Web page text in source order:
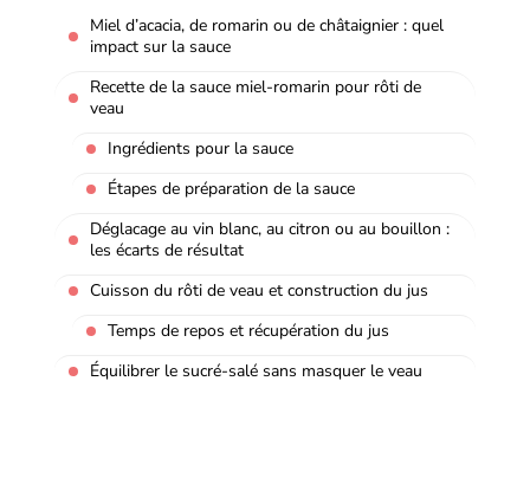
Miel d’acacia, de romarin ou de châtaignier : quel
impact sur la sauce
Recette de la sauce miel-romarin pour rôti de
veau
Ingrédients pour la sauce
Étapes de préparation de la sauce
Déglacage au vin blanc, au citron ou au bouillon :
les écarts de résultat
Cuisson du rôti de veau et construction du jus
Temps de repos et récupération du jus
Équilibrer le sucré-salé sans masquer le veau